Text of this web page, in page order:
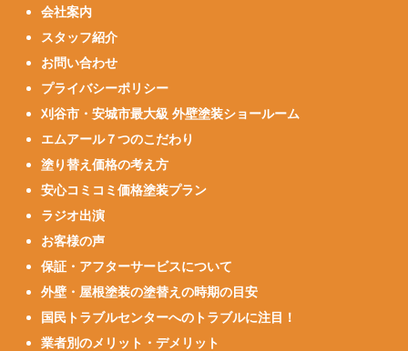
会社案内
スタッフ紹介
お問い合わせ
プライバシーポリシー
刈谷市・安城市最大級 外壁塗装ショールーム
エムアール７つのこだわり
塗り替え価格の考え方
安心コミコミ価格塗装プラン
ラジオ出演
お客様の声
保証・アフターサービスについて
外壁・屋根塗装の塗替えの時期の目安
国民トラブルセンターへのトラブルに注目！
業者別のメリット・デメリット